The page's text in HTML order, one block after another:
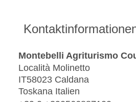
Montebelli Agriturismo
Località Molinetto
IT58023 Caldana
Toskana Italien